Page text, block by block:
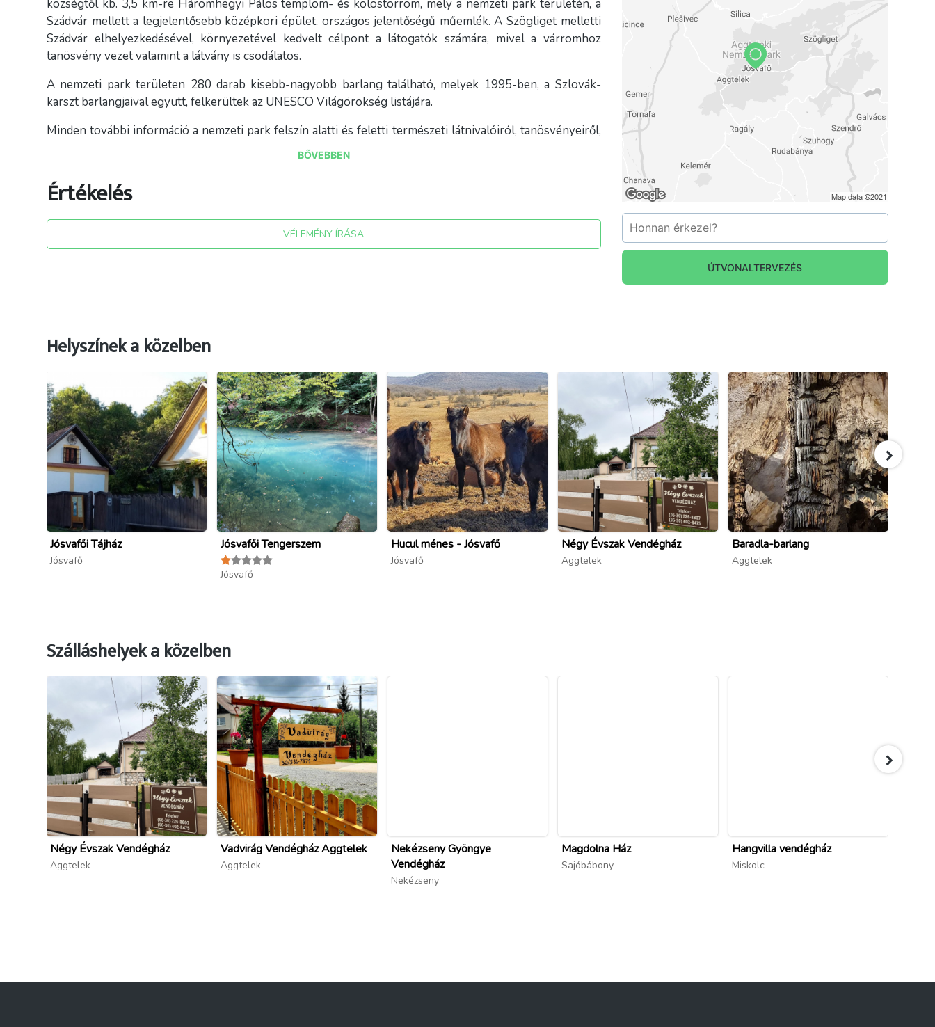
községtől kb. 3,5 km-re Háromhegyi Pálos templom- és kolostorrom, mely a nemzeti park területén, a
Szádvár mellett a legjelentősebb középkori épület, országos jelentőségű műemlék. A Szögliget melletti
Szádvár elhelyezkedésével, környezetével kedvelt célpont a látogatók számára, mivel a várromhoz
tanösvény vezet valamint a látvány is csodálatos.
A nemzeti park területen 280 darab kisebb-nagyobb barlang található, melyek 1995-ben, a Szlovák-
karszt barlangjaival együtt, felkerültek az UNESCO Világörökség listájára.
Minden további információ a nemzeti park felszín alatti és feletti természeti látnivalóiról, tanösvényeiről,
kulturális értékeiről, illetve szálláshelyekről, rendezvényekről, táborokról az Igazgatóság honlapja
Forrás: anp.hu ; Aggteleki Nemzeti Park Facebook
BŐVEBBEN
Értékelés
VÉLEMÉNY ÍRÁSA
ÚTVONALTERVEZÉS
Helyszínek a közelben
Jósvafői Tájház
Jósvafő
Jósvafői Tengerszem
Jósvafő
Hucul ménes - Jósvafő
Jósvafő
Négy Évszak Vendégház
Aggtelek
Baradla-barlang
Aggtelek
Szálláshelyek a közelben
Négy Évszak Vendégház
Aggtelek
Vadvirág Vendégház Aggtelek
Aggtelek
Nekézseny Gyöngye
Vendégház
Nekézseny
Magdolna Ház
Sajóbábony
Hangvilla vendégház
Miskolc